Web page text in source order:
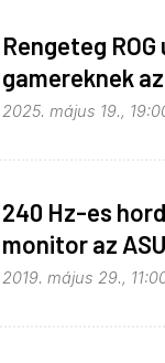
Rengeteg
gamereknek
2025. május 19.,
240 Hz-es
monitor az
2019. május 29.,